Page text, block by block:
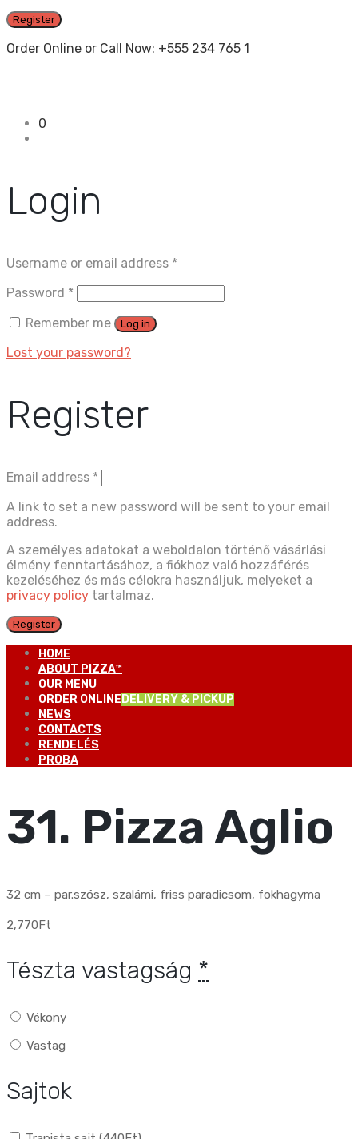
Register
Order Online or Call Now: +555 234 765 1
0
Login
Username or email address *
Password *
Remember me
Log in
Lost your password?
Register
Email address *
A link to set a new password will be sent to your email
address.
A személyes adatokat a weboldalon történő vásárlási
élmény fenntartásához, a fiókhoz való hozzáférés
kezeléséhez és más célokra használjuk, melyeket a
privacy policy tartalmaz.
Register
HOME
ABOUT PIZZA™
OUR MENU
ORDER ONLINE DELIVERY & PICKUP
NEWS
CONTACTS
RENDELÉS
PROBA
31. Pizza Aglio
32 cm – par.szósz, szalámi, friss paradicsom, fokhagyma
2,770Ft
Tészta vastagság *
Vékony
Vastag
Sajtok